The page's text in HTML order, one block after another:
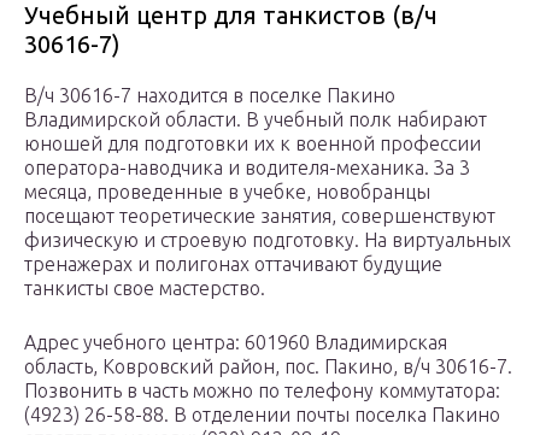
Учебный центр для танкистов (в/ч
30616-7)
В/ч 30616-7 находится в поселке Пакино
Владимирской области. В учебный полк набирают
юношей для подготовки их к военной профессии
оператора-наводчика и водителя-механика. За 3
месяца, проведенные в учебке, новобранцы
посещают теоретические занятия, совершенствуют
физическую и строевую подготовку. На виртуальных
тренажерах и полигонах оттачивают будущие
танкисты свое мастерство.
Адрес учебного центра: 601960 Владимирская
область, Ковровский район, пос. Пакино, в/ч 30616-7.
Позвонить в часть можно по телефону коммутатора:
(4923) 26-58-88. В отделении почты поселка Пакино